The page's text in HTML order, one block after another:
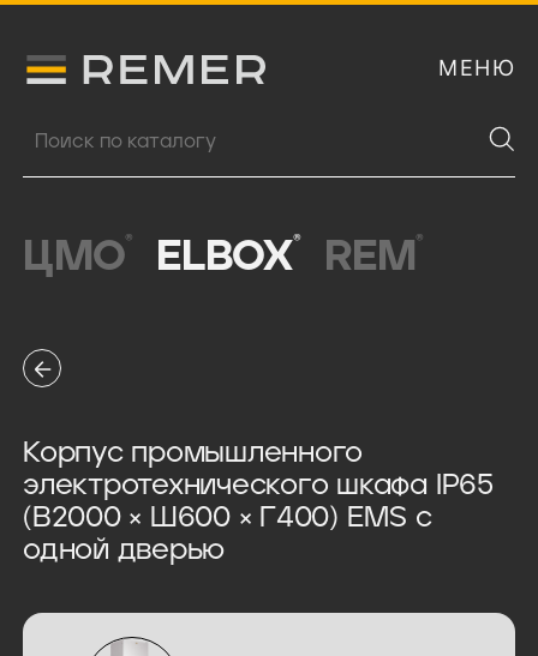
Логитип компании Remer МЕНЮ
Поиск продукции
ЦМО® ELBOX® REM ®
Корпус промышленного
электротехнического шкафа IP65
(В2000 × Ш600 × Г400) EMS c
одной дверью